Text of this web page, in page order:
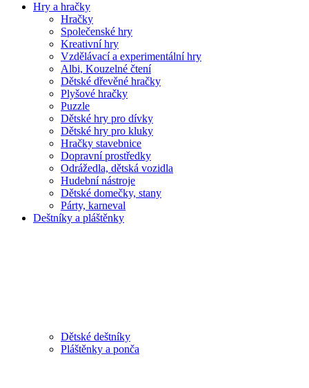
Hry a hračky
Hračky
Společenské hry
Kreativní hry
Vzdělávací a experimentální hry
Albi, Kouzelné čtení
Dětské dřevěné hračky
Plyšové hračky
Puzzle
Dětské hry pro dívky
Dětské hry pro kluky
Hračky stavebnice
Dopravní prostředky
Odrážedla, dětská vozidla
Hudební nástroje
Dětské domečky, stany
Párty, karneval
Deštníky a pláštěnky
Dětské deštníky
Pláštěnky a ponča